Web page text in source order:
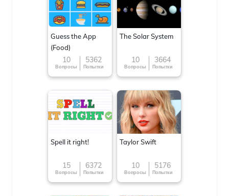
Guess the App
(Food)
10
Вопросы
5362
Попытки
The Solar System
10
Вопросы
3664
Попытки
Spell it right!
15
Вопросы
6372
Попытки
Taylor Swift
10
Вопросы
5176
Попытки